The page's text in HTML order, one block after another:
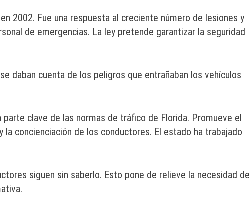
2002. Fue una respuesta al creciente número de lesiones y
de emergencias. La ley pretende garantizar la seguridad
daban cuenta de los peligros que entrañaban los vehículos
clave de las normas de tráfico de Florida. Promueve el
concienciación de los conductores. El estado ha trabajado
siguen sin saberlo. Esto pone de relieve la necesidad de